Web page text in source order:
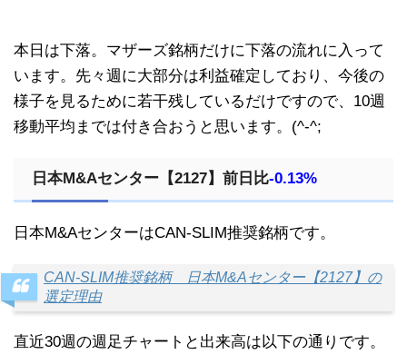
本日は下落。マザーズ銘柄だけに下落の流れに入って
います。先々週に大部分は利益確定しており、今後の
様子を見るために若干残しているだけですので、10週
移動平均までは付き合おうと思います。(^-^;
日本M&Aセンター【2127】前日比-0.13%
日本M&AセンターはCAN-SLIM推奨銘柄です。
CAN-SLIM推奨銘柄 日本M&Aセンター【2127】の
選定理由
直近30週の週足チャートと出来高は以下の通りです。